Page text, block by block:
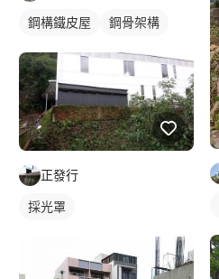
鋼構鐵皮屋 鋼骨架構
正發行
採光罩